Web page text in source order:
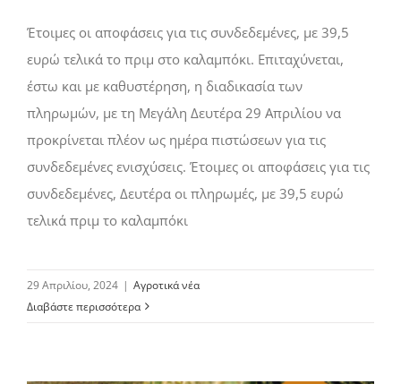
Έτοιμες οι αποφάσεις για τις συνδεδεμένες, με 39,5
ευρώ τελικά το πριμ στο καλαμπόκι. Επιταχύνεται,
έστω και με καθυστέρηση, η διαδικασία των
πληρωμών, με τη Μεγάλη Δευτέρα 29 Απριλίου να
προκρίνεται πλέον ως ημέρα πιστώσεων για τις
συνδεδεμένες ενισχύσεις. Έτοιμες οι αποφάσεις για τις
συνδεδεμένες, Δευτέρα οι πληρωμές, με 39,5 ευρώ
τελικά πριμ το καλαμπόκι
29 Απριλίου, 2024 | Αγροτικά νέα
Διαβάστε περισσότερα